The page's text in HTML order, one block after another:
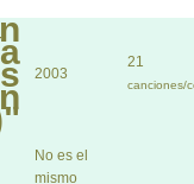
2003
21
canciones/
No es el
mismo